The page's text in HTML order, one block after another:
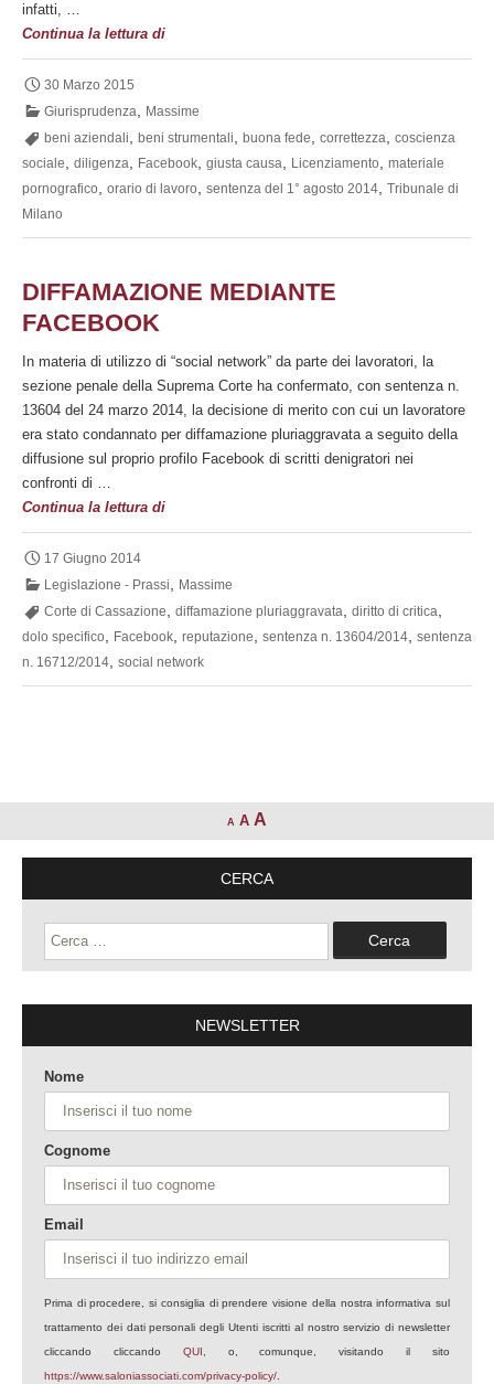
infatti, …
Continua la lettura diLegittimità
del
del
lavoratore
che
30 Marzo 2015
Giurisprudenza
Massime
beni aziendali
beni strumentali buona fede correttezza coscienza
sociale
diligenza Facebook giusta causa Licenziamento
materiale
pornografico
orario di lavoro sentenza del 1° agosto 2014 Tribunale di
Milano
DIFFAMAZIONE MEDIANTE
FACEBOOK
In materia di utilizzo di “social network” da parte dei lavoratori, la
sezione penale della Suprema Corte ha confermato, con sentenza n.
13604 del 24 marzo 2014, la decisione di merito con cui un lavoratore
era stato condannato per diffamazione pluriaggravata a seguito della
diffusione sul proprio profilo Facebook di scritti denigratori nei
confronti di …
Continua la lettura diDiffamazione
mediante
17 Giugno 2014
Legislazione - Prassi
Massime
Corte di Cassazione
diffamazione pluriaggravata diritto di critica
dolo specifico Facebook reputazione sentenza n. 13604/2014 sentenza
n. 16712/2014 social network
A A A
CERCA
Ricerca
per:
NEWSLETTER
Nome
Cognome
Email
Prima di procedere, si consiglia di prendere visione della nostra informativa sul
trattamento dei dati personali degli Utenti iscritti al nostro servizio di newsletter
cliccando cliccando QUI , o, comunque, visitando il sito
https://www.saloniassociati.com/privacy-policy/